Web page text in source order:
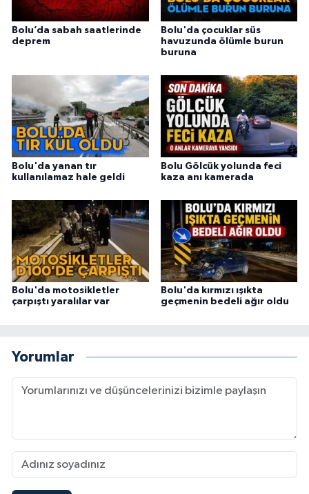
Bolu’da sabah saatlerinde
deprem
Bolu'da çocuklar süs
havuzunda ölümle burun
buruna
Bolu'da yanan tır
kullanılamaz hale geldi
Bolu Gölcük yolunda feci
kaza anı kamerada
Bolu'da motosikletler
çarpıştı yaralılar var
Bolu'da kırmızı ışıkta
geçmenin bedeli ağır oldu
Yorumlar